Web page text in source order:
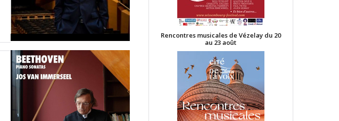
Rencontres musicales de Vézelay du 20
au 23 août